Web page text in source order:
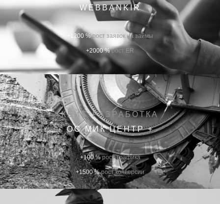
WEBBANKIR
+1200 %рост заявок на займы
+2000 %рост ER
КЕЙС РАЗРАБОТКА
ОС МИК ЦЕНТР +
+100 %рост трафика
+1500 %рост конверсии